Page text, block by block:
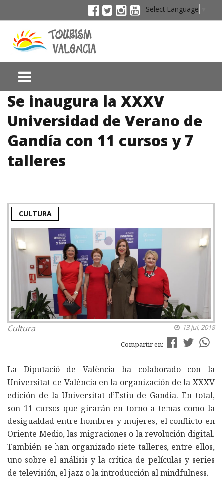
Select Language
Se inaugura la XXXV
Universidad de Verano de
Gandía con 11 cursos y 7
talleres
CULTURA
Cultura
13 jul, 2018
Compartir en:
La Diputació de València ha colaborado con la
Universitat de València en la organización de la XXXV
edición de la Universitat d’Estiu de Gandia. En total,
son 11 cursos que girarán en torno a temas como la
desigualdad entre hombres y mujeres, el conflicto en
Oriente Medio, las migraciones o la revolución digital.
También se han organizado siete talleres, entre ellos,
uno sobre el análisis y la crítica de películas y series
de televisión, el jazz o la introducción al mindfulness.